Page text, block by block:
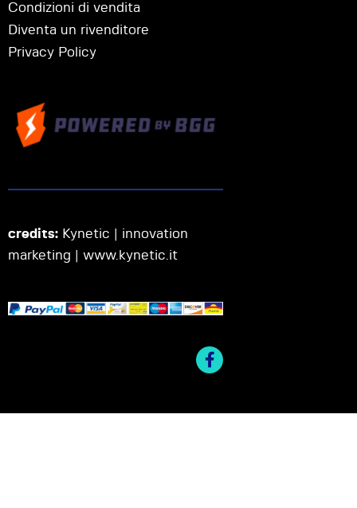
Condizioni di vendita
Diventa un rivenditore
Privacy Policy
credits: Kynetic | innovation
marketing | www.kynetic.it